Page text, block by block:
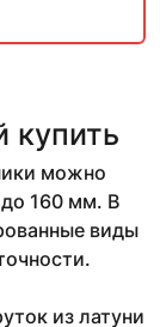
купить
можно
160 мм. В
виды
из латуни